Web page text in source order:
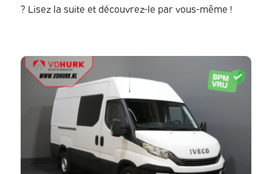
? Lisez la suite et découvrez-le par vous-même !